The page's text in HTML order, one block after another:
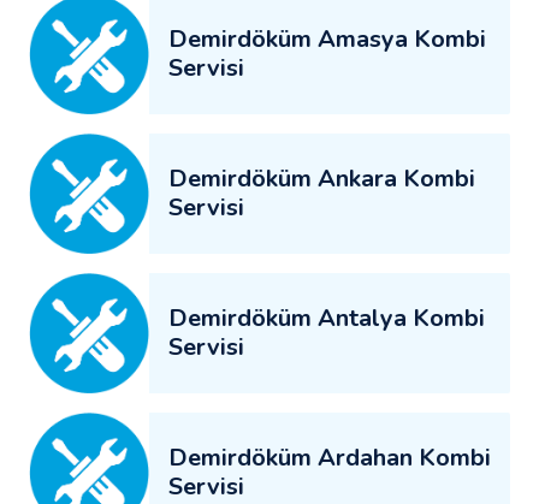
Demirdöküm Amasya Kombi
Servisi
Demirdöküm Ankara Kombi
Servisi
Demirdöküm Antalya Kombi
Servisi
Demirdöküm Ardahan Kombi
Servisi